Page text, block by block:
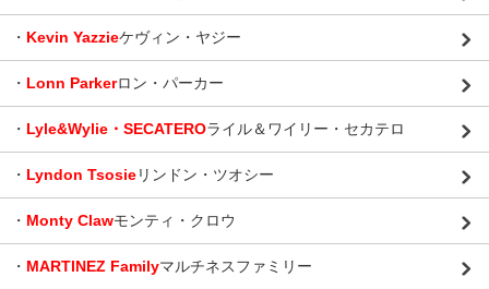
・ Kevin Yazzieケヴィン・ヤジー
・ Lonn Parkerロン・パーカー
・ Lyle&Wylie・SECATEROライル＆ワイリー・セカテロ
・ Lyndon Tsosieリンドン・ツオシー
・ Monty Clawモンティ・クロウ
・ MARTINEZ Familyマルチネスファミリー